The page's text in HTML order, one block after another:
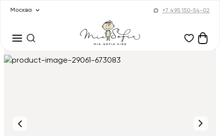
Москва +7 495 150-54-02